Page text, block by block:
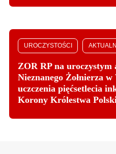
UROCZYSTOŚCI
ZOR RP na uroczystym
Nieznanego Żołnierza
uczczenia pięćsetlecia
Korony Królestwa